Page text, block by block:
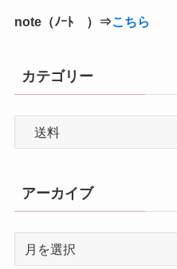
note（ﾉｰﾄ ）⇒こちら
カテゴリー
ー
アーカイブ